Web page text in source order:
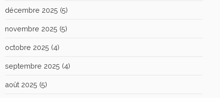
décembre 2025 (5)
novembre 2025 (5)
octobre 2025 (4)
septembre 2025 (4)
août 2025 (5)